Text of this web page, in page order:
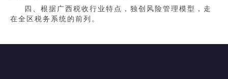
四、根据广西税收行业特点，独创风险管理模型，走
在全区税务系统的前列。